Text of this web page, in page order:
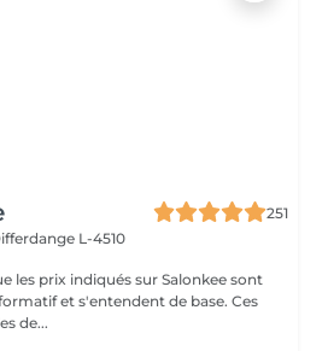
251
L-4510
les prix indiqués sur Salonkee sont
et s'entendent de base. Ces
de...